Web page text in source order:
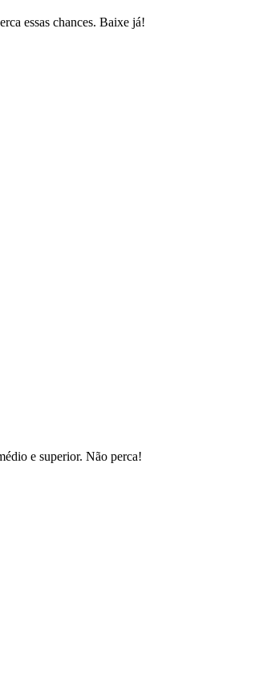
essas chances. Baixe já!
e superior. Não perca!